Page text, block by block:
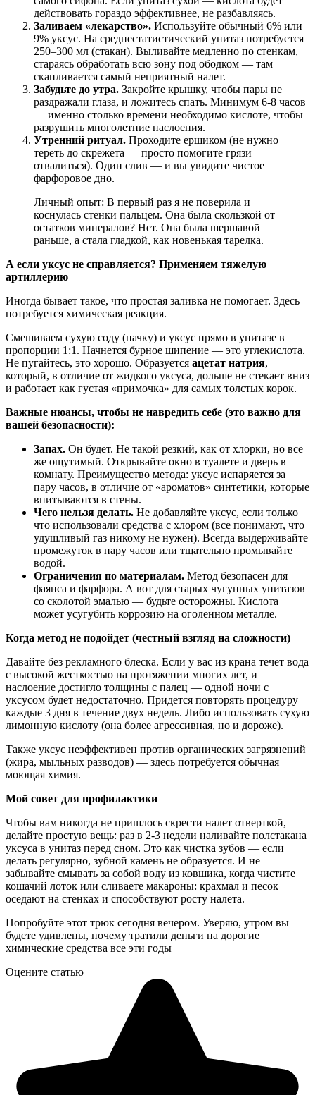
действовать гораздо эффективнее, не разбавляясь.
Заливаем «лекарство». Используйте обычный 6% или
9% уксус. На среднестатистический унитаз потребуется
250–300 мл (стакан). Выливайте медленно по стенкам,
стараясь обработать всю зону под ободком — там
скапливается самый неприятный налет.
Забудьте до утра. Закройте крышку, чтобы пары не
раздражали глаза, и ложитесь спать. Минимум 6-8 часов
— именно столько времени необходимо кислоте, чтобы
разрушить многолетние наслоения.
Утренний ритуал. Проходите ершиком (не нужно
тереть до скрежета — просто помогите грязи
отвалиться). Один слив — и вы увидите чистое
фарфоровое дно.
Личный опыт: В первый раз я не поверила и
коснулась стенки пальцем. Она была скользкой от
остатков минералов? Нет. Она была шершавой
раньше, а стала гладкой, как новенькая тарелка.
А если уксус не справляется? Применяем тяжелую
артиллерию
Иногда бывает такое, что простая заливка не помогает. Здесь
потребуется химическая реакция.
Смешиваем сухую соду (пачку) и уксус прямо в унитазе в
пропорции 1:1. Начнется бурное шипение — это углекислота.
Не пугайтесь, это хорошо. Образуется ацетат натрия,
который, в отличие от жидкого уксуса, дольше не стекает вниз
и работает как густая «примочка» для самых толстых корок.
Важные нюансы, чтобы не навредить себе (это важно для
вашей безопасности):
Запах. Он будет. Не такой резкий, как от хлорки, но все
же ощутимый. Открывайте окно в туалете и дверь в
комнату. Преимущество метода: уксус испаряется за
пару часов, в отличие от «ароматов» синтетики, которые
впитываются в стены.
Чего нельзя делать. Не добавляйте уксус, если только
что использовали средства с хлором (все понимают, что
удушливый газ никому не нужен). Всегда выдерживайте
промежуток в пару часов или тщательно промывайте
водой.
Ограничения по материалам. Метод безопасен для
фаянса и фарфора. А вот для старых чугунных унитазов
со сколотой эмалью — будьте осторожны. Кислота
может усугубить коррозию на оголенном металле.
Когда метод не подойдет (честный взгляд на сложности)
Давайте без рекламного блеска. Если у вас из крана течет вода
с высокой жесткостью на протяжении многих лет, и
наслоение достигло толщины с палец — одной ночи с
уксусом будет недостаточно. Придется повторять процедуру
каждые 3 дня в течение двух недель. Либо использовать сухую
лимонную кислоту (она более агрессивная, но и дороже).
Также уксус неэффективен против органических загрязнений
(жира, мыльных разводов) — здесь потребуется обычная
моющая химия.
Мой совет для профилактики
Чтобы вам никогда не пришлось скрести налет отверткой,
делайте простую вещь: раз в 2-3 недели наливайте полстакана
уксуса в унитаз перед сном. Это как чистка зубов — если
делать регулярно, зубной камень не образуется. И не
забывайте смывать за собой воду из ковшика, когда чистите
кошачий лоток или сливаете макароны: крахмал и песок
оседают на стенках и способствуют росту налета.
Попробуйте этот трюк сегодня вечером. Уверяю, утром вы
будете удивлены, почему тратили деньги на дорогие
химические средства все эти годы
Оцените статью